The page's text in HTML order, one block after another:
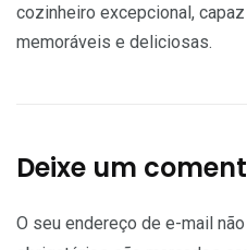
cozinheiro excepcional,
memoráveis e deliciosas.
Deixe um
O seu endereço de e-mail